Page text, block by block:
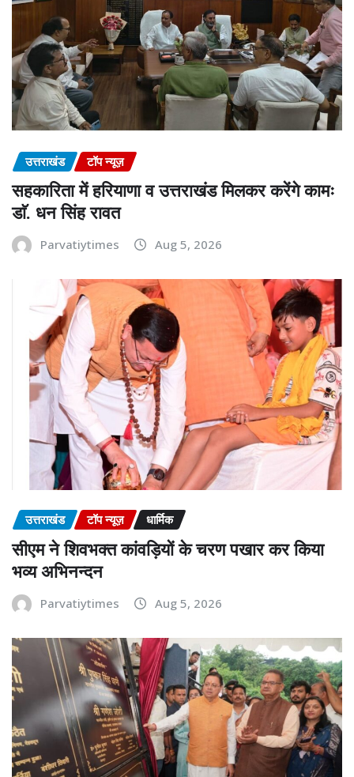
उत्तराखंड टॉप न्यूज़
सहकारिता में हरियाणा व उत्तराखंड मिलकर करेंगे कामः
डाॅ. धन सिंह रावत
Parvatiytimes Aug 5, 2026
उत्तराखंड टॉप न्यूज़ धार्मिक
सीएम ने शिवभक्त कांवड़ियों के चरण पखार कर किया
भव्य अभिनन्दन
Parvatiytimes Aug 5, 2026